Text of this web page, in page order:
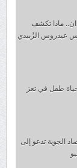
ماذا تكشف
عيدروس الزُبيدي
طفل في تعز
الجوية تدعو إلى